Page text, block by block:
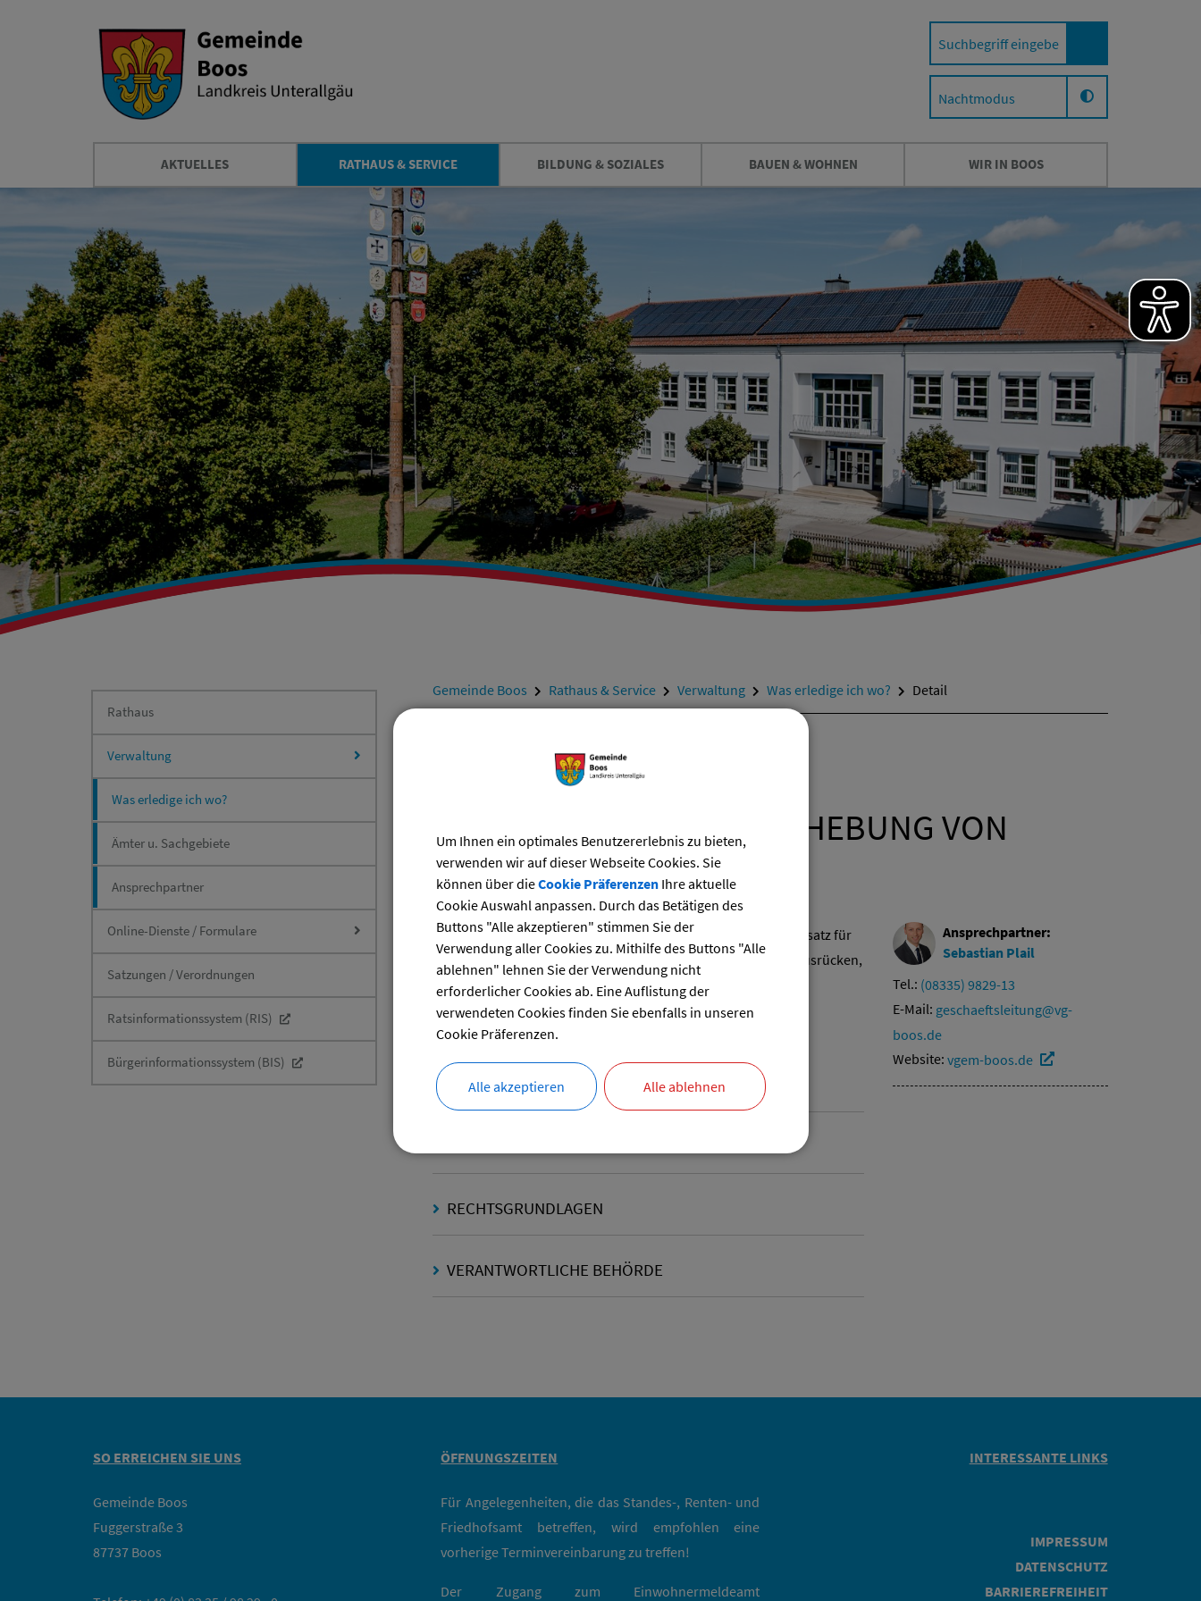
AKTUELLES RATHAUS & SERVICE BILDUNG & SOZIALES BAUEN & WOHNEN WIR IN BOOS
Nachtmodus
Rathaus
Verwaltung
Was erledige ich wo?
Ämter u. Sachgebiete
Ansprechpartner
Online-Dienste / Formulare
Satzungen / Verordnungen
Ratsinformationssystem (RIS)
Bürgerinformationssystem (BIS)
Gemeinde Boos Rathaus & Service Verwaltung Was erledige ich wo? Detail
FEUERWEHREINSATZ; ERHEBUNG VON
KOSTENERSATZ
Die Gemeinden können unter bestimmten Voraussetzungen Ersatz für
die notwendigen Aufwendungen verlangen, die ihnen durch Ausrücken,
Einsätze und Sicherheitswachen gemeindlicher Feuerwehren
entstanden sind.
LANGBESCHREIBUNG
RECHTSGRUNDLAGEN
VERANTWORTLICHE BEHÖRDE
Ansprechpartner:
Sebastian Plail
Tel.: (08335) 9829-13
E-Mail: geschaeftsleitung@vg-
boos.de
Website: vgem-boos.de
SO ERREICHEN SIE UNS
Gemeinde Boos
Fuggerstraße 3
87737 Boos
ÖFFNUNGSZEITEN
Für Angelegenheiten, die das Standes-, Renten- und
Friedhofsamt betreffen, wird empfohlen eine
vorherige Terminvereinbarung zu treffen!
Der Zugang zum Einwohnermeldeamt
INTERESSANTE LINKS
IMPRESSUM
DATENSCHUTZ
BARRIEREFREIHEIT
Um Ihnen ein optimales Benutzererlebnis zu bieten,
verwenden wir auf dieser Webseite Cookies. Sie
können über dieCookie PräferenzenIhre aktuelle
Cookie Auswahl anpassen. Durch das Betätigen des
Buttons "Alle akzeptieren" stimmen Sie der
Verwendung aller Cookies zu. Mithilfe des Buttons "Alle
ablehnen" lehnen Sie der Verwendung nicht
erforderlicher Cookies ab. Eine Auflistung der
verwendeten Cookies finden Sie ebenfalls in unseren
Cookie Präferenzen.
Alle akzeptieren Alle ablehnen